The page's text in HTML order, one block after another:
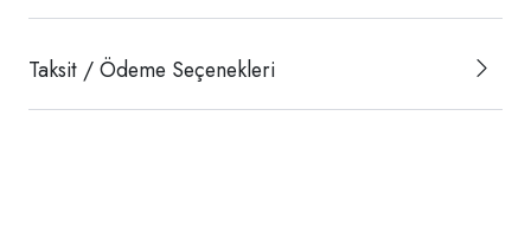
Taksit / Ödeme Seçenekleri